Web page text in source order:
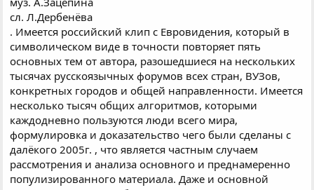
сл. Л.Дербенёва
. Имеется российский клип с Евровидения, который в
символическом виде в точности повторяет пять
основных тем от автора, разошедшиеся на нескольких
тысячах русскоязычных форумов всех стран, ВУЗов,
конкретных городов и общей направленности. Имеется
несколько тысяч общих алгоритмов, которыми
каждодневно пользуются люди всего мира,
формулировка и доказательство чего были сделаны с
далёкого 2005г. , что является частным случаем
рассмотрения и анализа основного и преднамеренно
популизированного материала. Даже и основной